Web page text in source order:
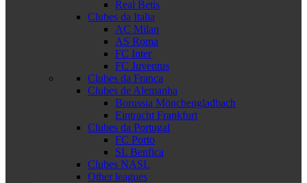
Real Betis
Clubes da Italia
AC Milan
AS Roma
FC Inter
FC Juventus
Clubes da França
Clubes de Alemanha
Borussia Mönchengladbach
Eintracht Frankfurt
Clubes da Portugal
FC Porto
SL Benfica
Clubes NASL
Other leagues